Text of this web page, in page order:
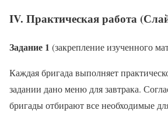
IV. Практическая работа
Задание 1 (закрепление изученного
Каждая бригада выполняет
задании дано меню для завтрака.
бригады отбирают все необходимые